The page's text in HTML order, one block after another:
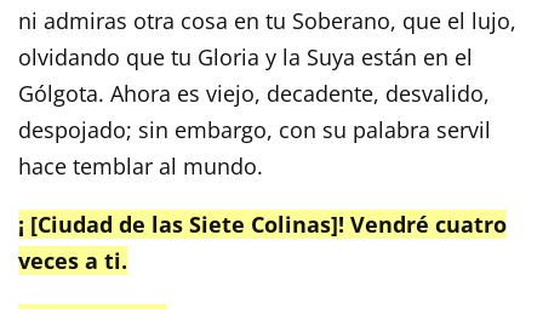
ni admiras otra cosa en tu Soberano, que el lujo,
olvidando que tu Gloria y la Suya están en el
Gólgota. Ahora es viejo, decadente, desvalido,
despojado; sin embargo, con su palabra servil
hace temblar al mundo.
¡ [Ciudad de las Siete Colinas]! Vendré cuatro
veces a ti.